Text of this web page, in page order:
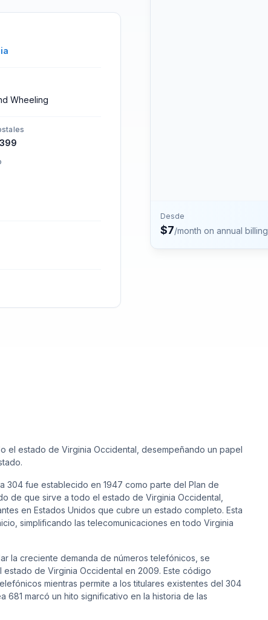
Wheeling
Desde
$7/month on annual billing
estado de Virginia Occidental, desempeñando un papel
304 fue establecido en 1947 como parte del Plan de
de que sirve a todo el estado de Virginia Occidental,
en Estados Unidos que cubre un estado completo. Esta
simplificando las telecomunicaciones en todo Virginia
la creciente demanda de números telefónicos, se
de Virginia Occidental en 2009. Este código
mientras permite a los titulares existentes del 304
marcó un hito significativo en la historia de las